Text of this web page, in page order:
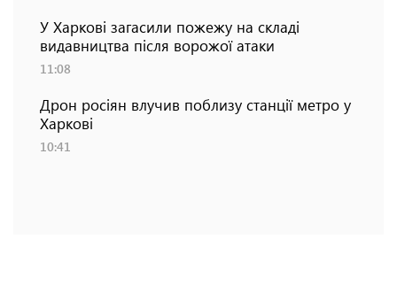
У Харкові загасили пожежу на складі
видавництва після ворожої атаки
11:08
Дрон росіян влучив поблизу станції метро у
Харкові
10:41